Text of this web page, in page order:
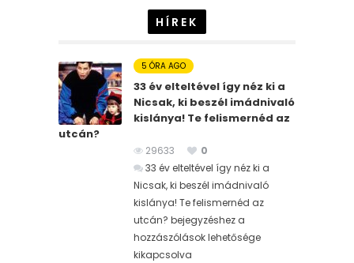
HÍREK
5 ÓRA AGO
33 év elteltével így néz ki a
Nicsak, ki beszél imádnivaló
kislánya! Te felismernéd az
utcán?
29633
0
33 év elteltével így néz ki a
Nicsak, ki beszél imádnivaló
kislánya! Te felismernéd az
utcán? bejegyzéshez a
hozzászólások lehetősége
kikapcsolva